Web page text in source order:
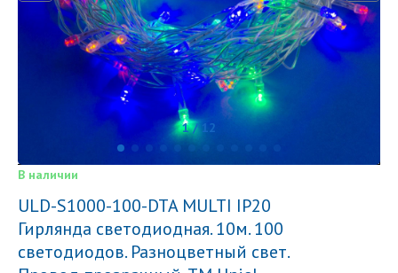
1 / 12
В наличии
ULD-S1000-100-DTA MULTI IP20
Гирлянда светодиодная. 10м. 100
светодиодов. Разноцветный свет.